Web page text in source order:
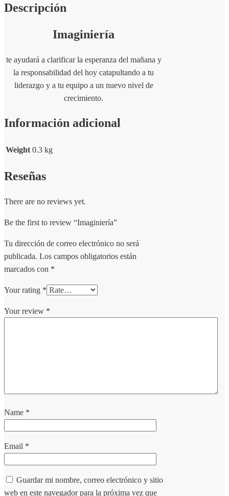
Descripción
Imaginiería
te ayudará a clarificar la esperanza del mañana y
la responsabilidad del hoy catapultando a tu
liderazgo y a tu equipo a un nuevo nivel de
crecimiento.
Información adicional
Weight 0.3 kg
Reseñas
There are no reviews yet.
Be the first to review “Imaginiería”
Tu dirección de correo electrónico no será
publicada. Los campos obligatorios están
marcados con *
Your rating *
Your review *
Name *
Email *
Guardar mi nombre, correo electrónico y sitio
web en este navegador para la próxima vez que